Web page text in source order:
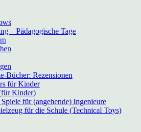
– Pädagogische Tage
Bücher: Rezensionen
für Kinder
Kinder)
für (angehende) Ingenieure
für die Schule (Technical Toys)